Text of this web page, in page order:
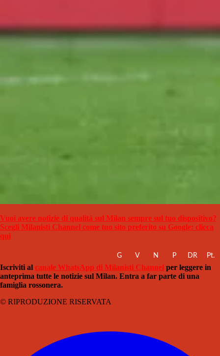
Vuoi avere notizie di qualità sul Milan sempre sul tuo dispositivo?
Scegli Milanisti Channel come tuo sito preferito su Google: clicca
qui
G V N P DR Pt.
Iscriviti al canale WhatsApp di Milanisti Channel per leggere in
anteprima tutte le notizie sul Milan. Entra a far parte di una
famiglia rossonera.
© RIPRODUZIONE RISERVATA